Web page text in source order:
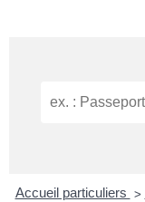
Accueil particuliers >